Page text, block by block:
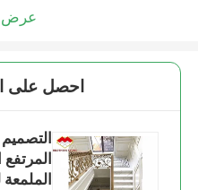
عرض
احصل على